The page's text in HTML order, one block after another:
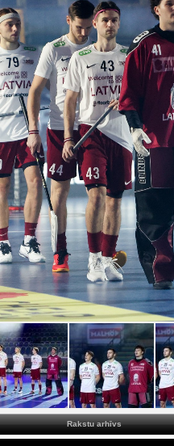
Rakstu arhīvs